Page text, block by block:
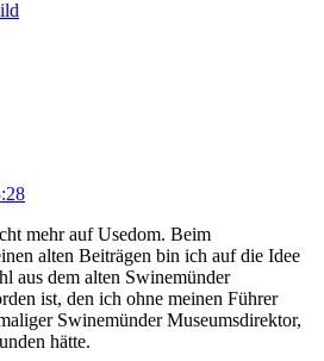
mehr auf Usedom. Beim
alten Beiträgen bin ich auf die Idee
aus dem alten Swinemünder
ist, den ich ohne meinen Führer
Swinemünder Museumsdirektor,
hätte.